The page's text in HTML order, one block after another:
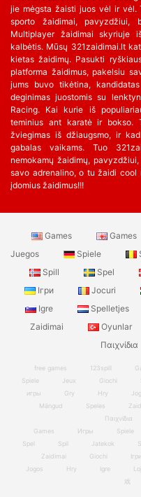
jie mėgsta žaisti juos vėl ir vėl.
sporto žaidimai, pavyzdžiui,
Multiplayer žaidimai skyriuje
kalbėtis. Mūsų 321zaidimai.lt
kietas žaidimų. Pasukti
platforma žaidimus, pakelsiu
jums buvo tikėtina,
deginimas juostomis su
Racing. Kai kurie iš
teminius ant karatė ir bokso.
žviegimas iš džiaugsmo, ir
gabalas vaikams. Tuo
nemokamų žaidimų,
savo adrenalino, o tu žaidi cool
įdomius žaidimus!!!
Games Games
Juegos
Spiele
Spill
Spel
Ігри
Jocuri
Igre
Spelletjes
Zaidimai
Oyunlar
Παιχνίδια
free games 123spill
Spiele
Jeux Giochi
игры
Gry Hry
Mängud
Speles
Παιχνίδια
Games
Игры Spiele
Spel
Spil Jatekok
Zaidimai
Giochi Ігри
Jogos
Hry Igre
戏